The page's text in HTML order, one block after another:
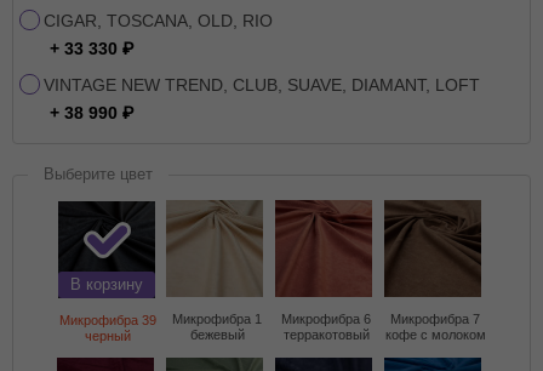
CIGAR, TOSCANA, OLD, RIO
+ 33 330
VINTAGE NEW TREND, CLUB, SUAVE, DIAMANT, LOFT
+ 38 990
Выберите цвет
В корзину
Микрофибра 39
черный
Микрофибра 1
бежевый
Микрофибра 6
терракотовый
Микрофибра 7
кофе с молоком